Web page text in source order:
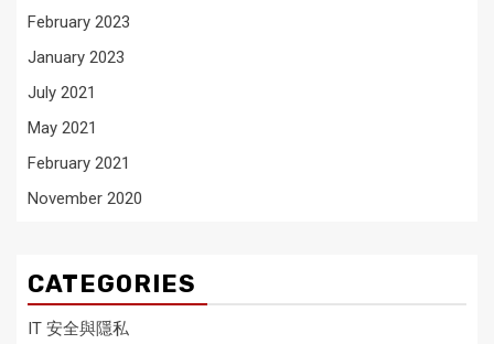
February 2023
January 2023
July 2021
May 2021
February 2021
November 2020
CATEGORIES
IT 安全與隱私